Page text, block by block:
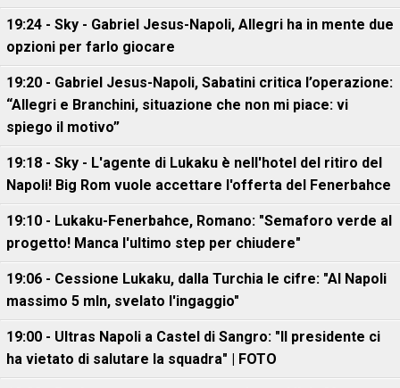
19:24 - Sky - Gabriel Jesus-Napoli, Allegri ha in mente due
opzioni per farlo giocare
19:20 - Gabriel Jesus-Napoli, Sabatini critica l’operazione:
“Allegri e Branchini, situazione che non mi piace: vi
spiego il motivo”
19:18 - Sky - L'agente di Lukaku è nell'hotel del ritiro del
Napoli! Big Rom vuole accettare l'offerta del Fenerbahce
19:10 - Lukaku-Fenerbahce, Romano: "Semaforo verde al
progetto! Manca l'ultimo step per chiudere"
19:06 - Cessione Lukaku, dalla Turchia le cifre: "Al Napoli
massimo 5 mln, svelato l'ingaggio"
19:00 - Ultras Napoli a Castel di Sangro: "Il presidente ci
ha vietato di salutare la squadra" | FOTO